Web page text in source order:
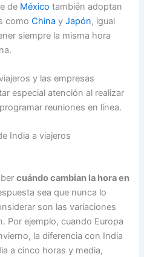
de México también adoptan
comoChina yJapón, igual
siempre la misma hora
y las empresas
especial atención al realizar
reuniones en línea.
India a viajeros
cuándo cambian la hora en
sea que nunca lo
son las variaciones
Por ejemplo, cuando Europa
la diferencia con India
a cinco horas y media,